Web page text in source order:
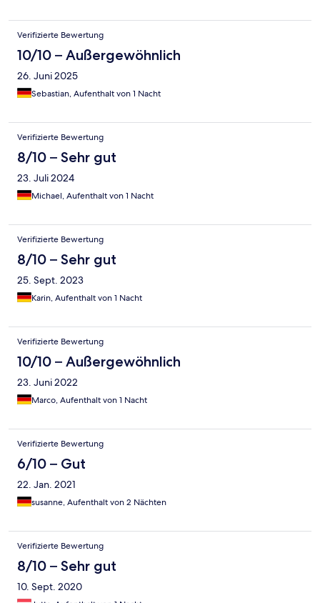
Verifizierte Bewertung
10/10 – Außergewöhnlich
26. Juni 2025
Sebastian, Aufenthalt von 1 Nacht
Verifizierte Bewertung
8/10 – Sehr gut
23. Juli 2024
Michael, Aufenthalt von 1 Nacht
Verifizierte Bewertung
8/10 – Sehr gut
25. Sept. 2023
Karin, Aufenthalt von 1 Nacht
Verifizierte Bewertung
10/10 – Außergewöhnlich
23. Juni 2022
Marco, Aufenthalt von 1 Nacht
Verifizierte Bewertung
6/10 – Gut
22. Jan. 2021
susanne, Aufenthalt von 2 Nächten
Verifizierte Bewertung
8/10 – Sehr gut
10. Sept. 2020